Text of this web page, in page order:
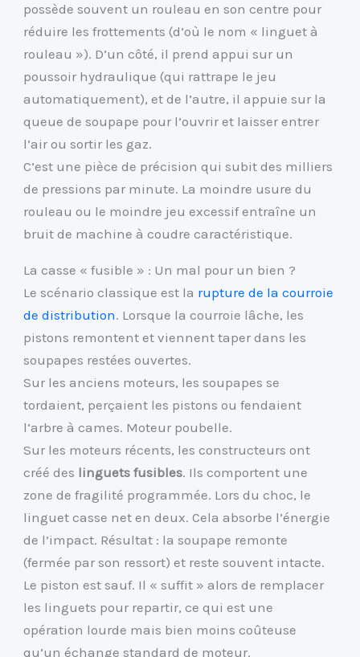
possède souvent un rouleau en son centre pour
réduire les frottements (d’où le nom « linguet à
rouleau »). D’un côté, il prend appui sur un
poussoir hydraulique (qui rattrape le jeu
automatiquement), et de l’autre, il appuie sur la
queue de soupape pour l’ouvrir et laisser entrer
l’air ou sortir les gaz.
C’est une pièce de précision qui subit des milliers
de pressions par minute. La moindre usure du
rouleau ou le moindre jeu excessif entraîne un
bruit de machine à coudre caractéristique.
La casse « fusible » : Un mal pour un bien ?
Le scénario classique est la rupture de la courroie
de distribution. Lorsque la courroie lâche, les
pistons remontent et viennent taper dans les
soupapes restées ouvertes.
Sur les anciens moteurs, les soupapes se
tordaient, perçaient les pistons ou fendaient
l’arbre à cames. Moteur poubelle.
Sur les moteurs récents, les constructeurs ont
créé des linguets fusibles. Ils comportent une
zone de fragilité programmée. Lors du choc, le
linguet casse net en deux. Cela absorbe l’énergie
de l’impact. Résultat : la soupape remonte
(fermée par son ressort) et reste souvent intacte.
Le piston est sauf. Il « suffit » alors de remplacer
les linguets pour repartir, ce qui est une
opération lourde mais bien moins coûteuse
qu’un échange standard de moteur.